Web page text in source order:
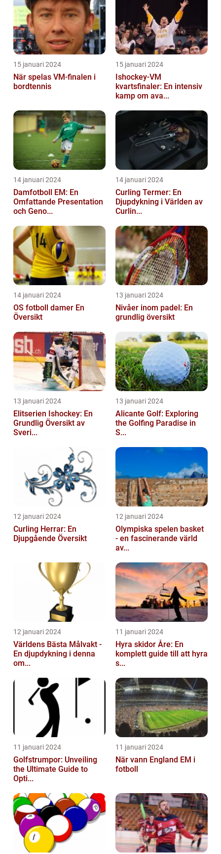
15 januari 2024
När spelas VM-finalen i
bordtennis
15 januari 2024
Ishockey-VM
kvartsfinaler: En intensiv
kamp om ava...
14 januari 2024
Damfotboll EM: En
Omfattande Presentation
och Geno...
14 januari 2024
Curling Termer: En
Djupdykning i Världen av
Curlin...
14 januari 2024
OS fotboll damer En
Översikt
13 januari 2024
Nivåer inom padel: En
grundlig översikt
13 januari 2024
Elitserien Ishockey: En
Grundlig Översikt av
Sveri...
13 januari 2024
Alicante Golf: Exploring
the Golfing Paradise in
S...
12 januari 2024
Curling Herrar: En
Djupgående Översikt
12 januari 2024
Olympiska spelen basket
- en fascinerande värld
av...
12 januari 2024
Världens Bästa Målvakt -
En djupdykning i denna
om...
11 januari 2024
Hyra skidor Åre: En
komplett guide till att hyra
s...
11 januari 2024
Golfstrumpor: Unveiling
the Ultimate Guide to
Opti...
11 januari 2024
När vann England EM i
fotboll